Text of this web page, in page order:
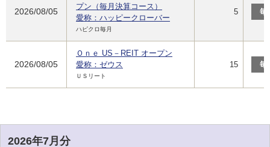
2026/08/05
プン（毎月決算コース）
愛称：ハッピークローバー
ハピクロ毎月
5 毎
2026/08/05
Ｏｎｅ US－REIT オープン
愛称：ゼウス
ＵＳリート
15 毎
2026年7月分